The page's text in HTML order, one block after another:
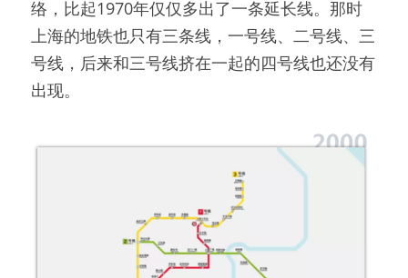
络，比起1970年仅仅多出了一条延长线。那时
上海的地铁也只有三条线，一号线、二号线、三
号线，后来和三号线挤在一起的四号线也还没有
出现。